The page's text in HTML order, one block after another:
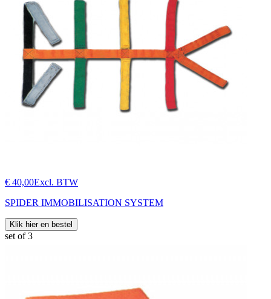
€ 40,00Excl. BTW
SPIDER IMMOBILISATION SYSTEM
Klik hier en bestel
set of 3